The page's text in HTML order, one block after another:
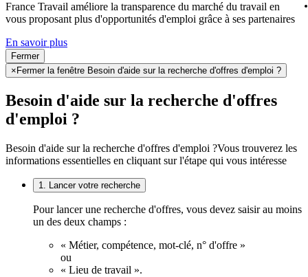
France Travail améliore la transparence du marché du travail en
vous proposant plus d'opportunités d'emploi grâce à ses partenaires
En savoir plus
Fermer
× Fermer la fenêtre Besoin d'aide sur la recherche d'offres d'emploi ?
Besoin d'aide sur la recherche d'offres
d'emploi ?
Besoin d'aide sur la recherche d'offres d'emploi ?Vous trouverez les
informations essentielles en cliquant sur l'étape qui vous intéresse
1. Lancer votre recherche
Pour lancer une recherche d'offres, vous devez saisir au moins
un des deux champs :
« Métier, compétence, mot-clé, n° d'offre »
ou
« Lieu de travail ».